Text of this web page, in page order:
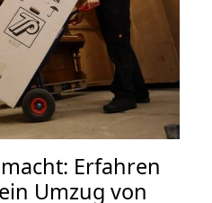
Erfahren
Umzug von